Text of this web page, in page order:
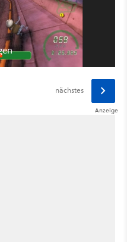
nächstes